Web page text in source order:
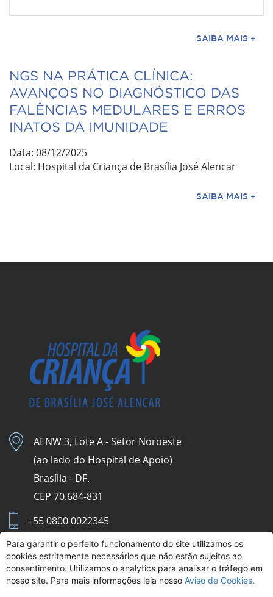
SAIBA MAIS +
NGS NA PRÁTICA CLÍNICA:
AVANÇOS NO DIAGNÓSTICO DAS
FALÊNCIAS MEDULARES E ERROS
INATOS DA IMUNIDADE
Data: 08/12/2025
Local: Hospital da Criança de Brasília José Alencar
SAIBA MAIS +
AENW 3, Lote A - Setor Noroeste
(ao lado do Hospital de Apoio)
Brasília - DF.
CEP 70.684-831
+55 0800 0022345
Aviso de Cookies
Intranet HCB
Para garantir o perfeito funcionamento do site utilizamos os
cookies estritamente necessários que não estão sujeitos ao
consentimento. Utilizamos o analytics para analisar o tráfego em
nosso site. Para mais informações leia nosso Aviso de Cookies.